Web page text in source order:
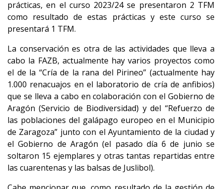
prácticas, en el curso 2023/24 se presentaron 2 TFM
como resultado de estas prácticas y este curso se
presentará 1 TFM.
La conservación es otra de las actividades que lleva a
cabo la FAZB, actualmente hay varios proyectos como
el de la “Cría de la rana del Pirineo” (actualmente hay
1.000 renacuajos en el laboratorio de cría de anfibios)
que se lleva a cabo en colaboración con el Gobierno de
Aragón (Servicio de Biodiversidad) y del “Refuerzo de
las poblaciones del galápago europeo en el Municipio
de Zaragoza” junto con el Ayuntamiento de la ciudad y
el Gobierno de Aragón (el pasado día 6 de junio se
soltaron 15 ejemplares y otras tantas repartidas entre
las cuarentenas y las balsas de Juslibol).